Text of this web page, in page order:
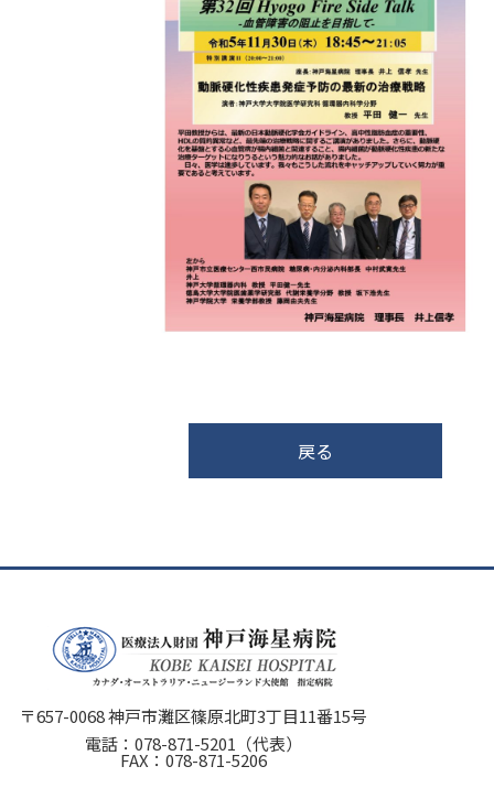
戻る
〒657-0068 神戸市灘区篠原北町3丁目11番15号
電話： 078-871-5201 （代表）
FAX：078-871-5206